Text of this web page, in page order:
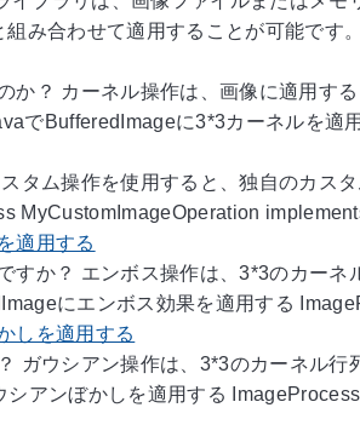
組み合わせて適用することが可能で
か？ カーネル操作は、画像に適用す
でBufferedImageに3*3カーネルを
タム操作を使用すると、独自のカス
MyCustomImageOperation
適用する
すか？ エンボス操作は、3*3のカー
にエンボス効果を適用する
しを適用する
ガウシアン操作は、3*3のカーネル
シアンぼかしを適用する